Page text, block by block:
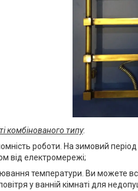
комбінованого типу:
роботи. На зимовий
від електромережі;
температури. Ви можете
повітря у ванній кімнаті для